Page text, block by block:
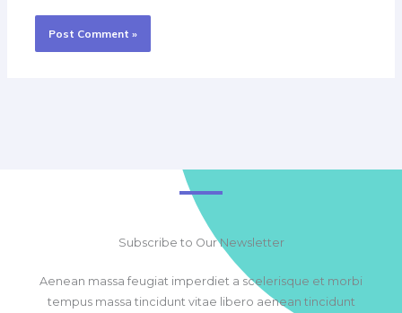
Subscribe to Our Newsletter
Aenean massa feugiat imperdiet a scelerisque et morbi
tempus massa tincidunt vitae libero aenean tincidunt